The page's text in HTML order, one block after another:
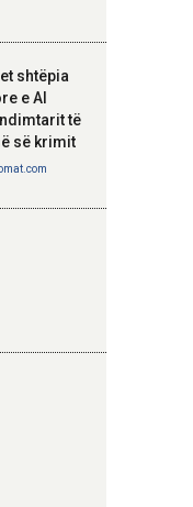
me
të
i
shtëpia
e Al
të
së krimit